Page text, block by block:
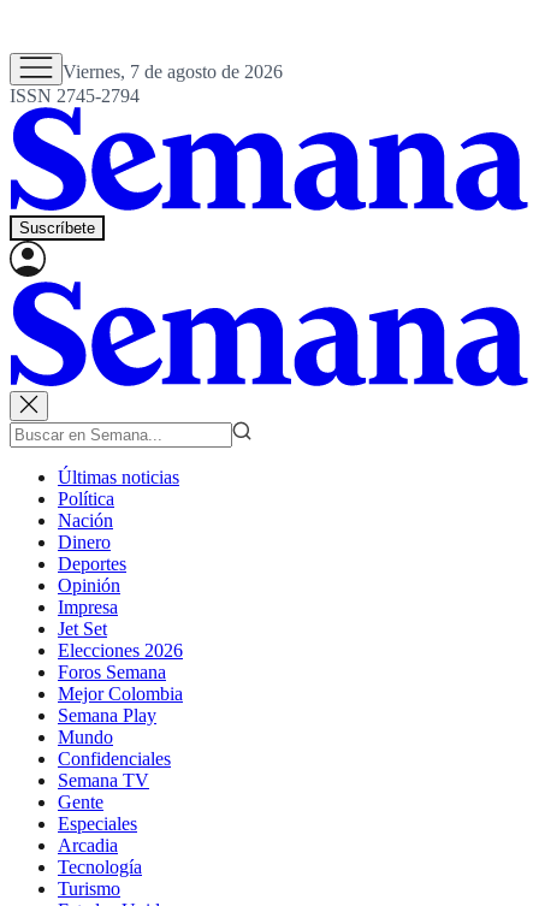
Viernes, 7 de agosto de 2026
ISSN 2745-2794
Suscríbete
Últimas noticias
Política
Nación
Dinero
Deportes
Opinión
Impresa
Jet Set
Elecciones 2026
Foros Semana
Mejor Colombia
Semana Play
Mundo
Confidenciales
Semana TV
Gente
Especiales
Arcadia
Tecnología
Turismo